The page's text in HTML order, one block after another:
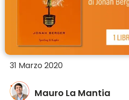
Mauro La Mantia
31 Marzo 2020